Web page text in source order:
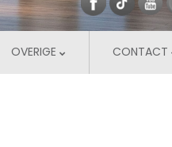
OVERIGE CONTACT